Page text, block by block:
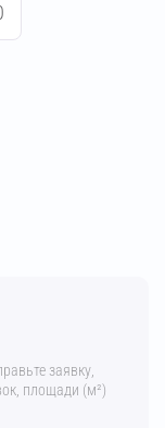
заявку,
площади (м²)